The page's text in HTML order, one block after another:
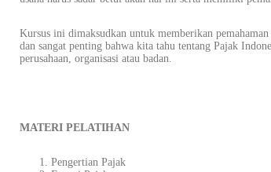
Kursus ini dimaksudkan untuk memberikan
dan sangat penting bahwa kita tahu tentang Pajak
perusahaan, organisasi atau badan.
MATERI PELATIHAN
Pengertian Pajak